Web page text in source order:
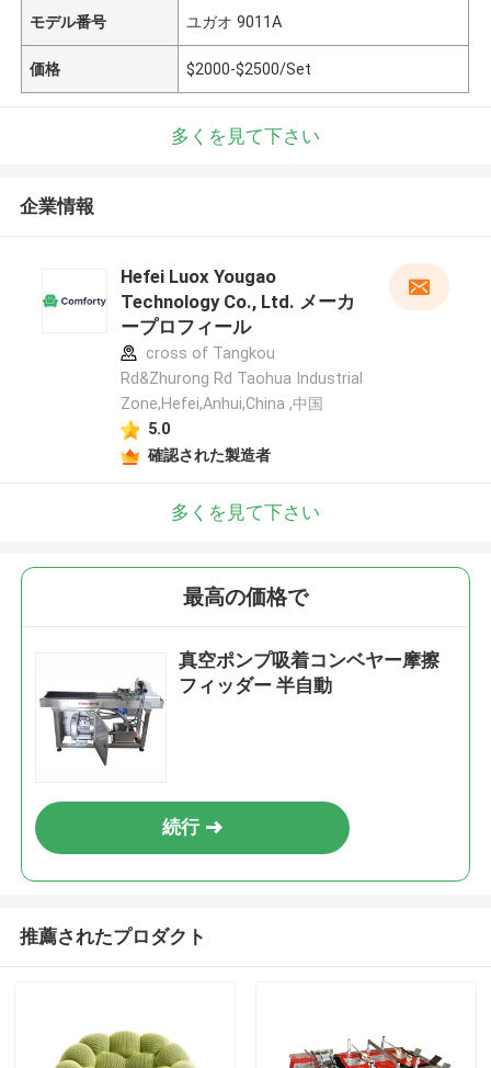
モデル番号 ユガオ 9011A
価格 $2000-$2500/Set
多くを見て下さい
企業情報
Hefei Luox Yougao
Technology Co., Ltd. メーカ
ープロフィール
cross of Tangkou
Rd&Zhurong Rd Taohua Industrial
Zone,Hefei,Anhui,China ,中国
5.0
確認された製造者
多くを見て下さい
最高の価格で
真空ポンプ吸着コンベヤー摩擦
フィッダー 半自動
続行
推薦されたプロダクト